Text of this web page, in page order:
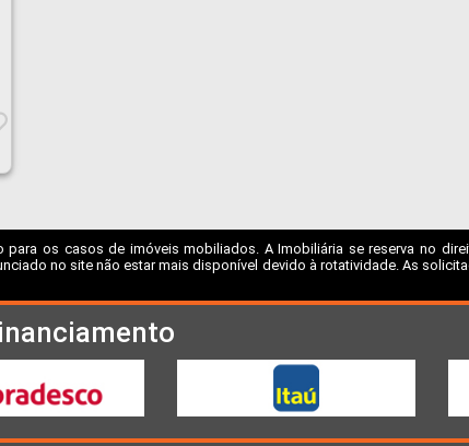
os casos de imóveis mobiliados. A Imobiliária se reserva no
no site não estar mais disponível devido à rotatividade. As